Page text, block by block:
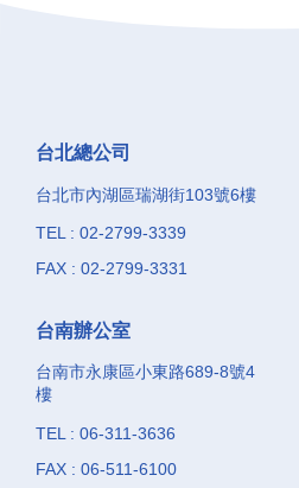
台北總公司
台北市內湖區瑞湖街103號6樓
TEL : 02-2799-3339
FAX : 02-2799-3331
台南辦公室
台南市永康區小東路689-8號4
樓
TEL : 06-311-3636
FAX : 06-511-6100